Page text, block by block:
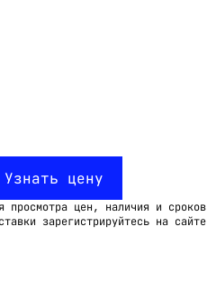
Узнать цену
просмотра цен, наличия и сроков
зарегистрируйтесь на сайте